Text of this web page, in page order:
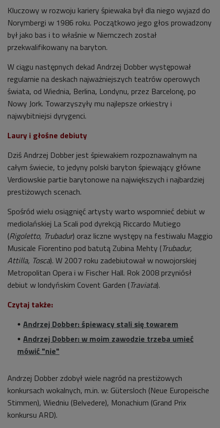
Kluczowy w rozwoju kariery śpiewaka był dla niego wyjazd do
Norymbergi w 1986 roku. Początkowo jego głos prowadzony
był jako bas i to właśnie w Niemczech został
przekwalifikowany na baryton.
W ciągu następnych dekad Andrzej Dobberwystępował
regularnie na deskach najważniejszych teatrów operowych
świata, od Wiednia, Berlina, Londynu, przez Barcelonę, po
Nowy Jork. Towarzyszyły mu najlepsze orkiestry i
najwybitniejsi dyrygenci.
Laury i głośne debiuty
Dziś Andrzej Dobber jest śpiewakiem rozpoznawalnym na
całym świecie, to jedyny polski baryton śpiewający główne
Verdiowskie partie barytonowe na największych i najbardziej
prestiżowych scenach.
Spośród wielu osiągnięć artysty warto wspomnieć debiut w
mediolańskiej La Scali pod dyrekcją Riccardo Mutiego
(Rigoletto, Trubadur) oraz liczne występy na festiwalu Maggio
Musicale Fiorentino pod batutą Zubina Mehty (Trubadur,
Attilla, Tosca). W 2007 roku zadebiutował w nowojorskiej
Metropolitan Opera i w Fischer Hall. Rok 2008 przyniósł
debiut w londyńskim Covent Garden (Traviata).
Czytaj także:
Andrzej Dobber: śpiewacy stali się towarem
Andrzej Dobber: w moim zawodzie trzeba umieć
mówić "nie"
Andrzej Dobber zdobył wiele nagród na prestiżowych
konkursach wokalnych, m.in. w: Gütersloch (Neue Europeische
Stimmen), Wiedniu (Belvedere), Monachium (Grand Prix
konkursu ARD).